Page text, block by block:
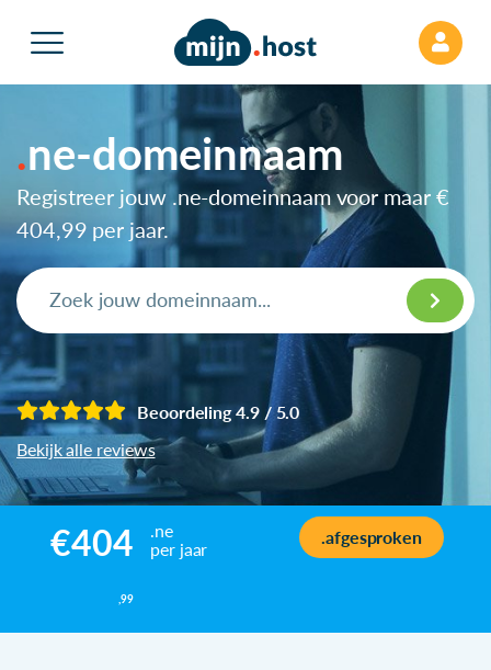
ne-domeinnaam
Registreer jouw .ne-domeinnaam voor maar €
404,99 per jaar.
Beoordeling 4.9 / 5.0
Bekijk alle reviews
€404
,99
.ne
per jaar
.afgesproken